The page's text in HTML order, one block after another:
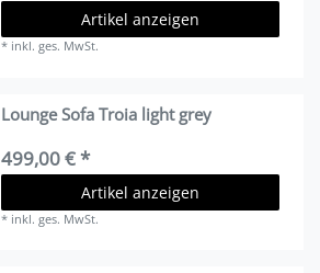
Artikel anzeigen
* inkl. ges. MwSt.
Lounge Sofa Troia light grey
499,00 € *
Artikel anzeigen
* inkl. ges. MwSt.